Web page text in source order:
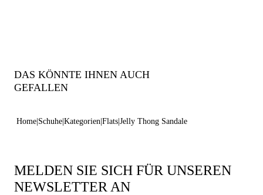
DAS KÖNNTE IHNEN AUCH
GEFALLEN
Home Schuhe Kategorien Flats Jelly Thong Sandale
MELDEN SIE SICH FÜR UNSEREN
NEWSLETTER AN